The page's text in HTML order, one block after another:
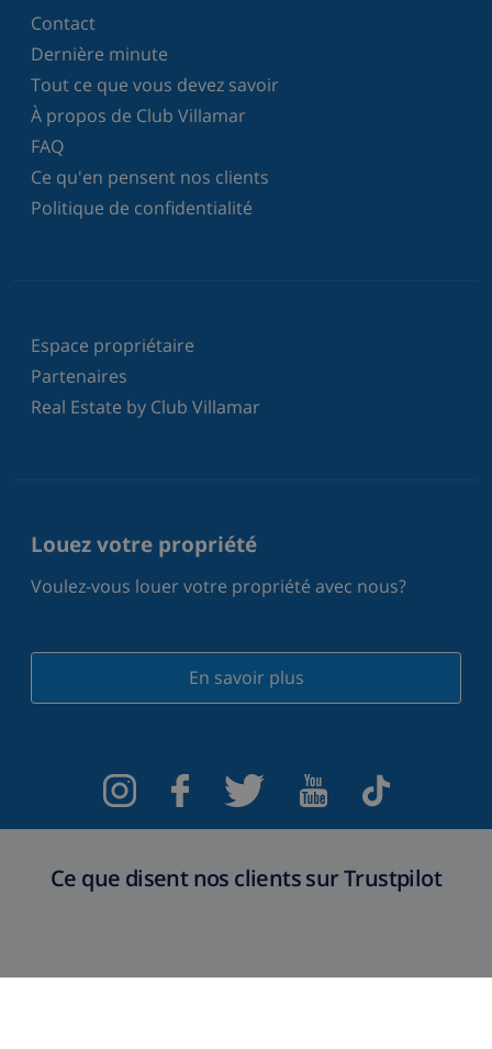
Contact
Dernière minute
Tout ce que vous devez savoir
À propos de Club Villamar
FAQ
Ce qu'en pensent nos clients
Politique de confidentialité
Espace propriétaire
Partenaires
Real Estate by Club Villamar
Louez votre propriété
Voulez-vous louer votre propriété avec nous?
En savoir plus
Ce que disent nos clients sur Trustpilot